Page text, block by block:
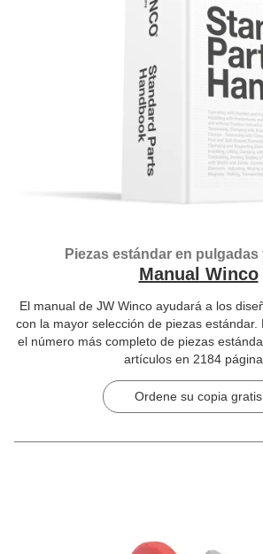
Piezas estándar en
Manual Winco
El manual de JW Winco ayudará a los
con la mayor selección de piezas estándar.
el número más completo de piezas
artículos en 2184
Ordene su copia gratis